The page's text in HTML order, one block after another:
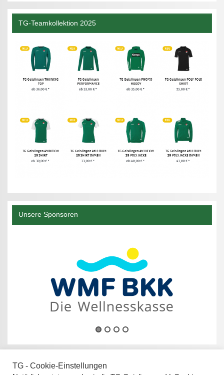
TG-Teamkollektion 2025
Unsere Sponsoren
TG - Cookie-Einstellungen